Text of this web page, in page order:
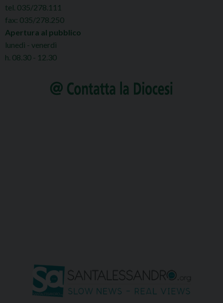
tel. 035/278.111
fax: 035/278.250
Apertura al pubblico
lunedì - venerdì
h. 08.30 - 12.30